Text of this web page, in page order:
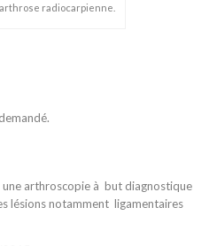
radiocarpienne.
une arthroscopie à but diagnostique
lésions notamment ligamentaires